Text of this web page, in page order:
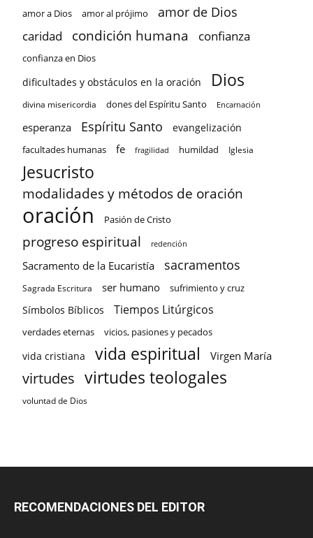
amor a Dios amor al prójimo amor de Dios
caridad condición humana confianza
confianza en Dios
dificultades y obstáculos en la oración Dios
divina misericordia dones del Espíritu Santo Encarnación
esperanza Espíritu Santo evangelización
facultades humanas fe fragilidad humildad Iglesia
Jesucristo
modalidades y métodos de oración
oración Pasión de Cristo
progreso espiritual redención
Sacramento de la Eucaristía sacramentos
Sagrada Escritura ser humano sufrimiento y cruz
Símbolos Bíblicos Tiempos Litúrgicos
verdades eternas vicios, pasiones y pecados
vida cristiana vida espiritual Virgen María
virtudes virtudes teologales
voluntad de Dios
RECOMENDACIONES DEL EDITOR